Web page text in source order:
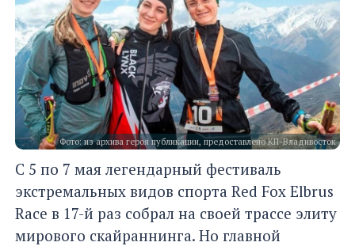
Фото: из архива героя публикации, предоставлено КП-Владивосток
С 5 по 7 мая легендарный фестиваль
экстремальных видов спорта Red Fox Elbrus
Race в 17-й раз собрал на своей трассе элиту
мирового скайраннинга. Но главной